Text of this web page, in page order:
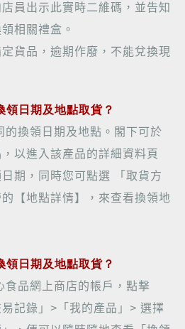
員出示此實時二維碼 ，並告知
相關禮盒。
貨品，逾期作廢，不能兌換現
領日期及地點取貨？
的換領日期及地點。閣下可於
以進入該產品的詳細資料頁
期，同時您可點選
「取貨方
【地點詳情】，來查看換領地
領日期及地點取貨？
食品網上商店的帳戶，點撃
記錄」 > 「我的產品」 > 選擇